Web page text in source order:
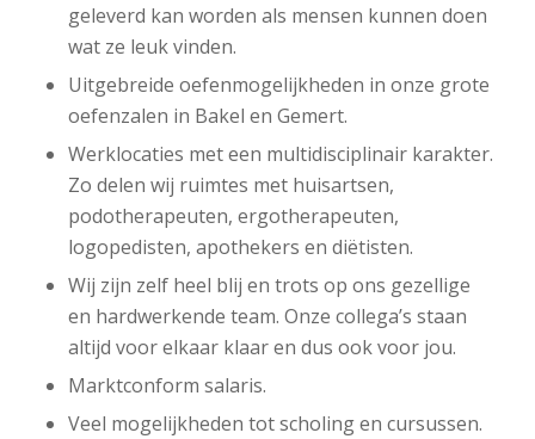
geleverd kan worden als mensen kunnen doen
wat ze leuk vinden.
Uitgebreide oefenmogelijkheden in onze grote
oefenzalen in Bakel en Gemert.
Werklocaties met een multidisciplinair karakter.
Zo delen wij ruimtes met huisartsen,
podotherapeuten, ergotherapeuten,
logopedisten, apothekers en diëtisten.
Wij zijn zelf heel blij en trots op ons gezellige
en hardwerkende team. Onze collega’s staan
altijd voor elkaar klaar en dus ook voor jou.
Marktconform salaris.
Veel mogelijkheden tot scholing en cursussen.